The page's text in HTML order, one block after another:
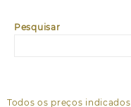
Pesquisar
Todos os preços